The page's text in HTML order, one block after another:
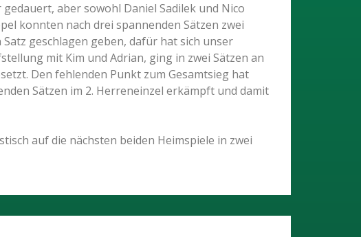
aber sowohl Daniel Sadilek und Nico
konnten nach drei spannenden Sätzen zwei
geschlagen geben, dafür hat sich unser
mit Kim und Adrian, ging in zwei Sätzen an
Den fehlenden Punkt zum Gesamtsieg hat
Sätzen im 2. Herreneinzel erkämpft und damit
auf die nächsten beiden Heimspiele in zwei